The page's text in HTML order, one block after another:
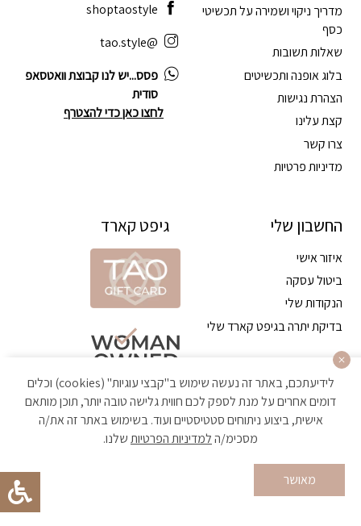
מדריך ניקוי ושמירה על תכשיטי
כסף
שאלות תשובות
בלוג אופנה ותכשיטים
הצהרת נגישות
קצת עלינו
צרו קשר
מדיניות פרטיות
החשבון שלי
איזור אישי
ביטול עסקה
הנקודות שלי
בדיקת יתרה בגיפט קארד שלי
shoptaostyle
@tao.style
פסס...יש לנו קבוצת וואטסאפ
סודית
לחצו כאן כדי להצטרף
גיפט קארד
הקניה באתר מאובטחת ועומדת בתקן האבטחה הגבוה ביותר
לידיעתכם, באתר זה נעשה שימוש ב"קבצי עוגיות" (cookies) וכלים
דומים אחרים על מנת לספק לכם חווית גלישה טובה יותר, תוכן מותאם
אישית, ביצוע ניתוחים סטטיסטיים ועוד. בשימוש באתר זה את/ה
מסכימ/הלמדיניות הפרטיותשלנו.
מאושר